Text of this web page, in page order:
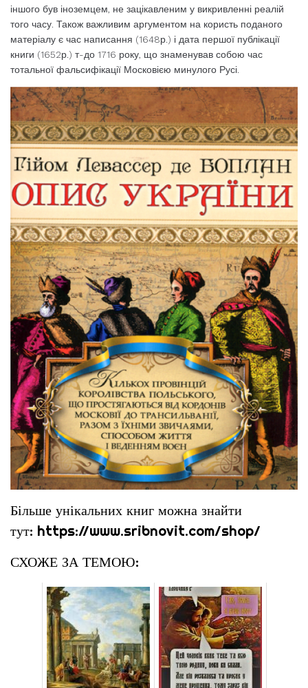
іншого був іноземцем, не зацікавленим у викривленні реалій
того часу. Також важливим аргументом на користь поданого
матеріалу є час написання (1648р.) і дата першої публікації
книги (1652р.) т-до 1716 року, що знаменував собою час
тотальної фальсифікації Московією минулого Русі.
Більше унікальних книг можна знайти
тут: https://www.sribnovit.com/shop/
СХОЖЕ ЗА ТЕМОЮ: